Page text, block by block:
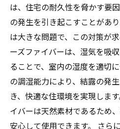
は、住宅の耐久性を脅かす要
の発生を引き起こすことがあ
は大きな問題で、この対策が
ーズファイバーは、湿気を吸
ることで、室内の湿度を適切
の調湿能力により、結露の発
き、快適な住環境を実現しま
イバーは天然素材であるため
安心して使用できます。 さら